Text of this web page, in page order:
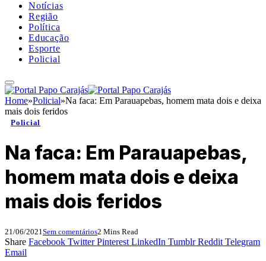
Notícias
Região
Política
Educação
Esporte
Policial
Home»Policial»Na faca: Em Parauapebas, homem mata dois e deixa
mais dois feridos
Policial
Na faca: Em Parauapebas,
homem mata dois e deixa
mais dois feridos
21/06/2021 Sem comentários2 Mins Read
Share Facebook Twitter Pinterest LinkedIn Tumblr Reddit Telegram
Email